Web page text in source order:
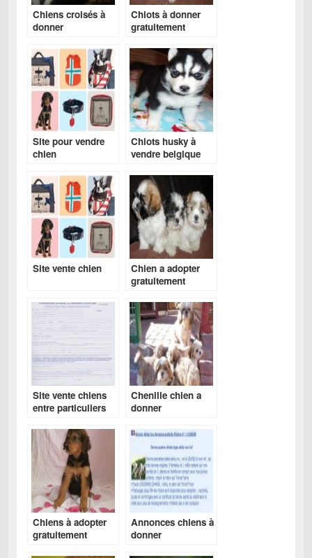
Chiens croisés à
donner
Chiots à donner
gratuitement
Site pour vendre
chien
Chiots husky à
vendre belgique
Site vente chien
Chien a adopter
gratuitement
Site vente chiens
entre particuliers
Chenille chien a
donner
Chiens à adopter
gratuitement
Annonces chiens à
donner